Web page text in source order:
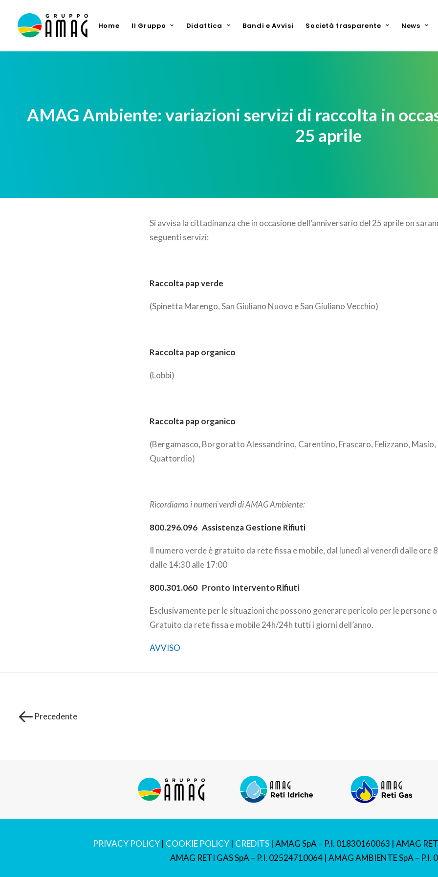
Home Il Gruppo Didattica Bandi e Avvisi Società trasparente News
AMAG Ambiente: variazioni servizi di raccolta in
25 aprile
Si avvisa la cittadinanza che in occasione dell’anniversario del 25 aprile on
seguenti servizi:
Raccolta pap verde
(Spinetta Marengo, San Giuliano Nuovo e San Giuliano Vecchio)
Raccolta pap organico
(Lobbi)
Raccolta pap organico
(Bergamasco, Borgoratto Alessandrino, Carentino, Frascaro, Felizzano,
Quattordio)
Ricordiamo i numeri verdi di AMAG Ambiente:
800.296.096 Assistenza Gestione Rifiuti
Il numero verde è gratuito da rete fissa e mobile, dal lunedì al venerdì dalle ore
dalle 14:30 alle 17:00
800.301.060 Pronto Intervento Rifiuti
Esclusivamente per le situazioni che possono generare pericolo per le persone o
Gratuito da rete fissa e mobile 24h/24h tutti i giorni dell’anno.
AVVISO
Precedente
PRIVACY POLICY| COOKIE POLICY| CREDITS| AMAG SpA – P.I. 01830160063 | AMAG
AMAG RETI GAS SpA – P.I. 02524710064 | AMAG AMBIENTE SpA – P.I.